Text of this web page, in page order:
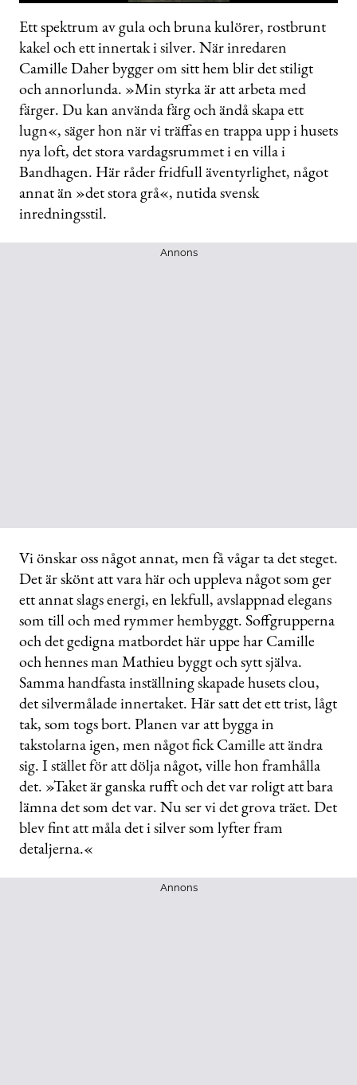
0
seconds
of
54
Ett spektrum av gula och bruna kulörer, rostbrunt
kakel och ett innertak i silver. När inredaren
Camille Daher bygger om sitt hem blir det stiligt
och annorlunda. »Min styrka är att arbeta med
färger. Du kan använda färg och ändå skapa ett
lugn«, säger hon när vi träffas en trappa upp i husets
nya loft, det stora vardagsrummet i en villa i
Bandhagen. Här råder fridfull äventyrlighet, något
annat än »det stora grå«, nutida svensk
inredningsstil.
Annons
Vi önskar oss något annat, men få vågar ta det steget.
Det är skönt att vara här och uppleva något som ger
ett annat slags energi, en lekfull, avslappnad elegans
som till och med rymmer hembyggt. Soffgrupperna
och det gedigna matbordet här uppe har Camille
och hennes man Mathieu byggt och sytt själva.
Samma handfasta inställning skapade husets clou,
det silvermålade innertaket. Här satt det ett trist, lågt
tak, som togs bort. Planen var att bygga in
takstolarna igen, men något fick Camille att ändra
sig. I stället för att dölja något, ville hon framhålla
det. »Taket är ganska rufft och det var roligt att bara
lämna det som det var. Nu ser vi det grova träet. Det
blev fint att måla det i silver som lyfter fram
detaljerna.«
Annons